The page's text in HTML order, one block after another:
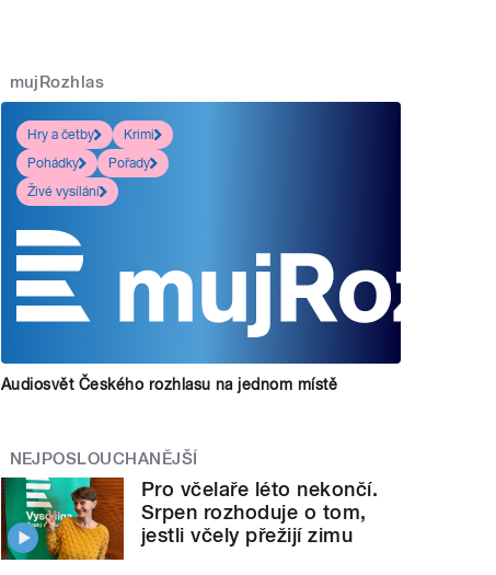
mujRozhlas
Hry a četby
Krimi
Pohádky
Pořady
Živé vysílání
Audiosvět Českého rozhlasu na jednom místě
NEJPOSLOUCHANĚJŠÍ
Pro včelaře léto nekončí.
Srpen rozhoduje o tom,
jestli včely přežijí zimu